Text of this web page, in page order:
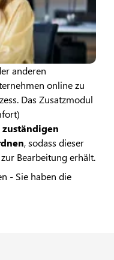
anderen
online zu
Das Zusatzmodul
, sodass dieser
Bearbeitung erhält.
- Sie haben die